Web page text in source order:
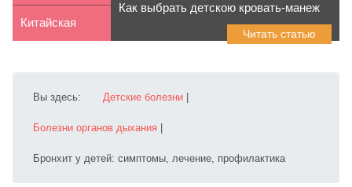
ползать
комнаты для
Китайская
собака и дети
Как выбрать детскою кровать-манеж
Читать статью
Вы здесь: Детские болезни
Болезни органов дыхания
Бронхит у детей: симптомы, лечение, профилактика